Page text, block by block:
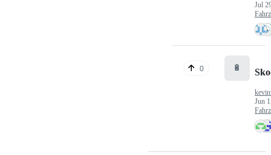
Jul
0 🔋
Jun